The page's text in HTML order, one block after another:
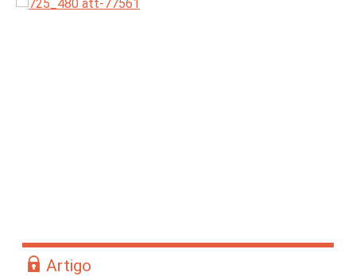
Artigo